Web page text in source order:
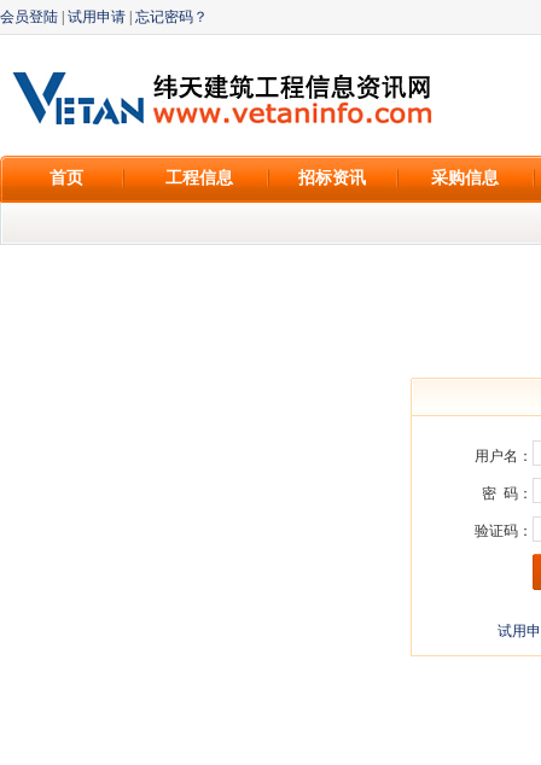
会员登陆 试用申请 忘记密码？
首页 工程信息 招标资讯 采购信息
用户名：
密 码：
验证码：
试用